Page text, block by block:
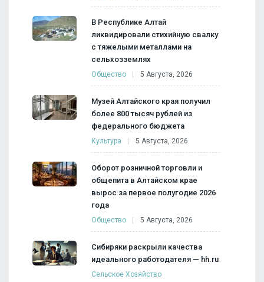
В Республике Алтай
ликвидировали стихийную свалку
с тяжелыми металлами на
сельхозземлях
Общество 5 Августа, 2026
Музей Алтайского края получил
более 800 тысяч рублей из
федерального бюджета
Культура 5 Августа, 2026
Оборот розничной торговли и
общепита в Алтайском крае
вырос за первое полугодие 2026
года
Общество 5 Августа, 2026
Сибиряки раскрыли качества
идеального работодателя — hh.ru
Сельское Хозяйство